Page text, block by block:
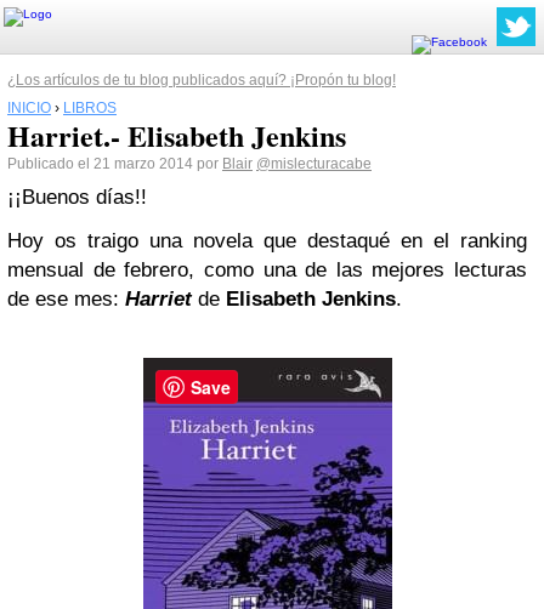
¿Los artículos de tu blog publicados aquí? ¡Propón tu blog!
INICIO › LIBROS
Harriet.- Elisabeth Jenkins
Publicado el 21 marzo 2014 por Blair @mislecturacabe
¡¡Buenos días!!
Hoy os traigo una novela que destaqué en el ranking
mensual de febrero, como una de las mejores lecturas
de ese mes: Harrietde Elisabeth Jenkins.
Save